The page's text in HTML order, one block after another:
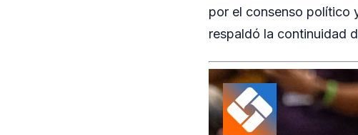
por el consenso político
respaldó la continuidad